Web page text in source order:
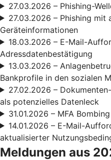
27.03.2026 – Phishing-
27.03.2026 – Phishing mit
Geräteinformationen
18.03.2026 – E-Mail-
Adressdatenbestätigung
13.03.2026 –
Bankprofile in den sozialen
27.02.2026 –
als potenzielles Datenleck
31.01.2026 – MFA Bombing
14.01.2026 – E-Mail-
aktualisierter
Meldungen aus